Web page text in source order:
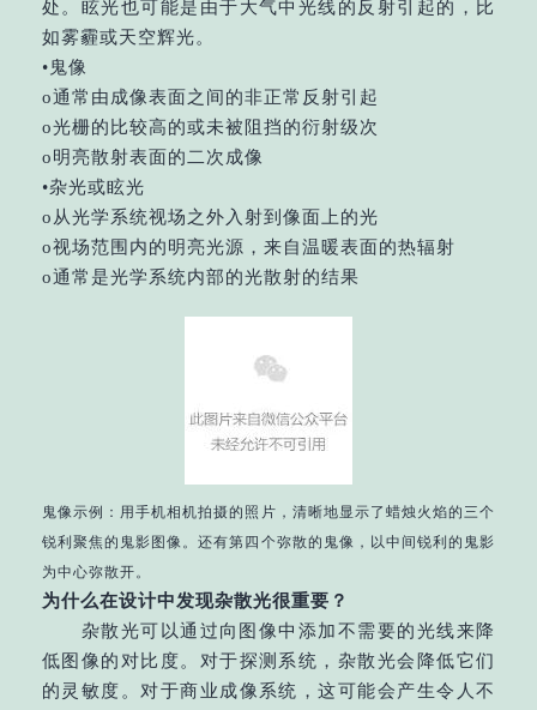
处。眩光也可能是由于大气中光线的反射引起的，比
如雾霾或天空辉光。
•鬼像
o通常由成像表面之间的非正常反射引起
o光栅的比较高的或未被阻挡的衍射级次
o明亮散射表面的二次成像
•杂光或眩光
o从光学系统视场之外入射到像面上的光
o视场范围内的明亮光源，来自温暖表面的热辐射
o通常是光学系统内部的光散射的结果
鬼像示例：用手机相机拍摄的照片，清晰地显示了蜡烛火焰的三个
锐利聚焦的鬼影图像。还有第四个弥散的鬼像，以中间锐利的鬼影
为中心弥散开。
为什么在设计中发现杂散光很重要？
杂散光可以通过向图像中添加不需要的光线来降
低图像的对比度。对于探测系统，杂散光会降低它们
的灵敏度。对于商业成像系统，这可能会产生令人不